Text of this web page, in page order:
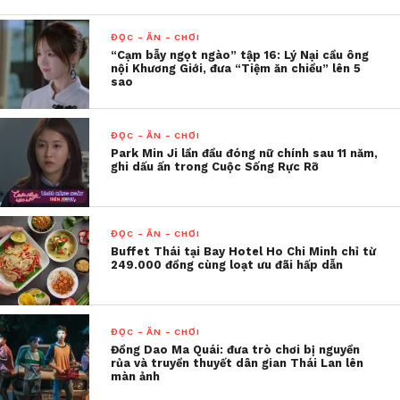
đầu, cô cảm thấy hoang mang vì các thí sinh khác
đều là những giọng ca chuyên bolero, trong khi
bản thân lại xuất phát từ nhạc trẻ. “Tôikhông phải
là dân chuyên bolero, nên phải tìm cách để trở nên
đặc biệt hơn. Tôi chọn kết hợp giữa bolero và nhạc
trẻ để vẫn giữ được màu sắc riêng”
biết. May mắn, hướng đi này được khán giả đón
nhận và giúp cô giành ngôi vị Á quân là dấu mốc
quan trọng, giúp cô tự tin bước ra sân khấu với tâm
thế trưởng thành hơn.
ĐỌC - ĂN - CHƠI
“Cạm bẫy ngọt ngào” tập 16: Lý Nại cầu ông
nội Khương Giới, đưa “Tiệm ăn chiều” lên 5
sao
ĐỌC - ĂN - CHƠI
Park Min Ji lần đầu đóng nữ chính sau 11 năm,
ghi dấu ấn trong Cuộc Sống Rực Rỡ
ĐỌC - ĂN - CHƠI
Buffet Thái tại Bay Hotel Ho Chi Minh chỉ từ
249.000 đồng cùng loạt ưu đãi hấp dẫn
ĐỌC - ĂN - CHƠI
Đồng Dao Ma Quái: đưa trò chơi bị nguyền
rủa và truyền thuyết dân gian Thái Lan lên
màn ảnh